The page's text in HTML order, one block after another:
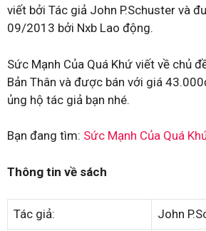
viết bởi Tác giả John P.Schuster và
09/2013 bởi Nxb Lao động.
Sức Mạnh Của Quá Khứ viết về chủ
Bản Thân và được bán với giá
ủng hộ tác giả bạn nhé.
Bạn đang tìm: Sức Mạnh Của Quá
Thông tin về sách
Tác giả: John